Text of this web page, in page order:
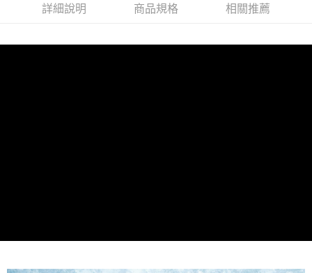
１．透過由恩沛科技股份有限公司提供之「AFTEE先享後付」服務完成之交
２．關於個人資料處理事宜，請瀏覽以下網址：
詳細說明 商品規格 相關推薦